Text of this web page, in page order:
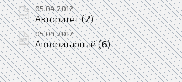
05.04.2012
Авторитет (2)
05.04.2012
Авторитарный (6)